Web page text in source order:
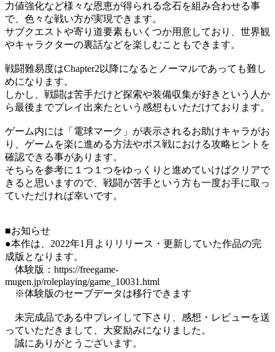
力値強化など様々な恩恵が得られる念石を組み合わせる事
で、色々な戦い方が実現できます。
サブクエストや寄り道要素もいくつか用意しており、世界観
やキャラクターの裏話などを楽しむこともできます。
戦闘難易度はChapter2以降になるとノーマルであっても難し
めになります。
しかし、戦闘は苦手だけど探索や装備収集が好きという人か
ら最後までプレイ出来たという感想もいただけております。
ゲーム内には「電球マーク」が表示されるお助けキャラがお
り、ゲームを楽に進める方法やボス戦における攻略ヒントを
確認できる事があります。
そちらを参考に１つ１つをゆっくりと進めていけばクリアで
きると思いますので、戦闘が苦手という方も一度お手に取っ
ていただければ幸いです。
■お知らせ
●本作は、2022年1月よりリリース・更新していた作品の完
成版となります。
体験版：https://freegame-
mugen.jp/roleplaying/game_10031.html
※体験版のセーブデータは移行できます
未完成品である中プレイして下さり、感想・レビューを送
っていただきまして、大変励みになりました。
誠にありがとうございます。